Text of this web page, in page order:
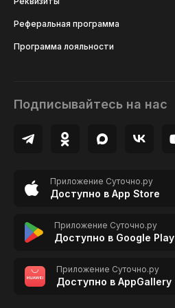
Реферальная программа
Программа лояльности
Подписывайтесь на нас
Приложение Суточно.ру
Доступно в App Store
Приложение Суточно.ру
Доступно в Google Play
Приложение Суточно.ру
Доступно в AppGallery